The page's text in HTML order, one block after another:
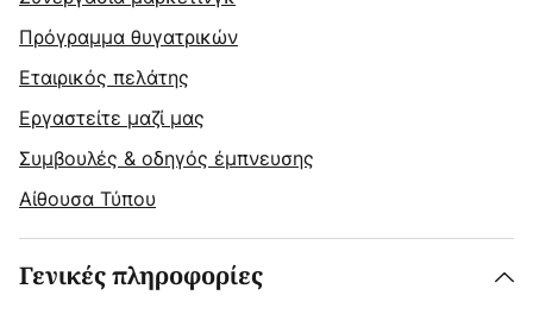
Πρόγραμμα θυγατρικών
Εταιρικός πελάτης
Εργαστείτε μαζί μας
Συμβουλές & οδηγός έμπνευσης
Αίθουσα Τύπου
Γενικές πληροφορίες